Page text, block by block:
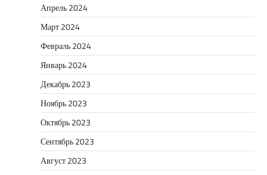
Апрель 2024
Март 2024
Февраль 2024
Январь 2024
Декабрь 2023
Ноябрь 2023
Октябрь 2023
Сентябрь 2023
Август 2023